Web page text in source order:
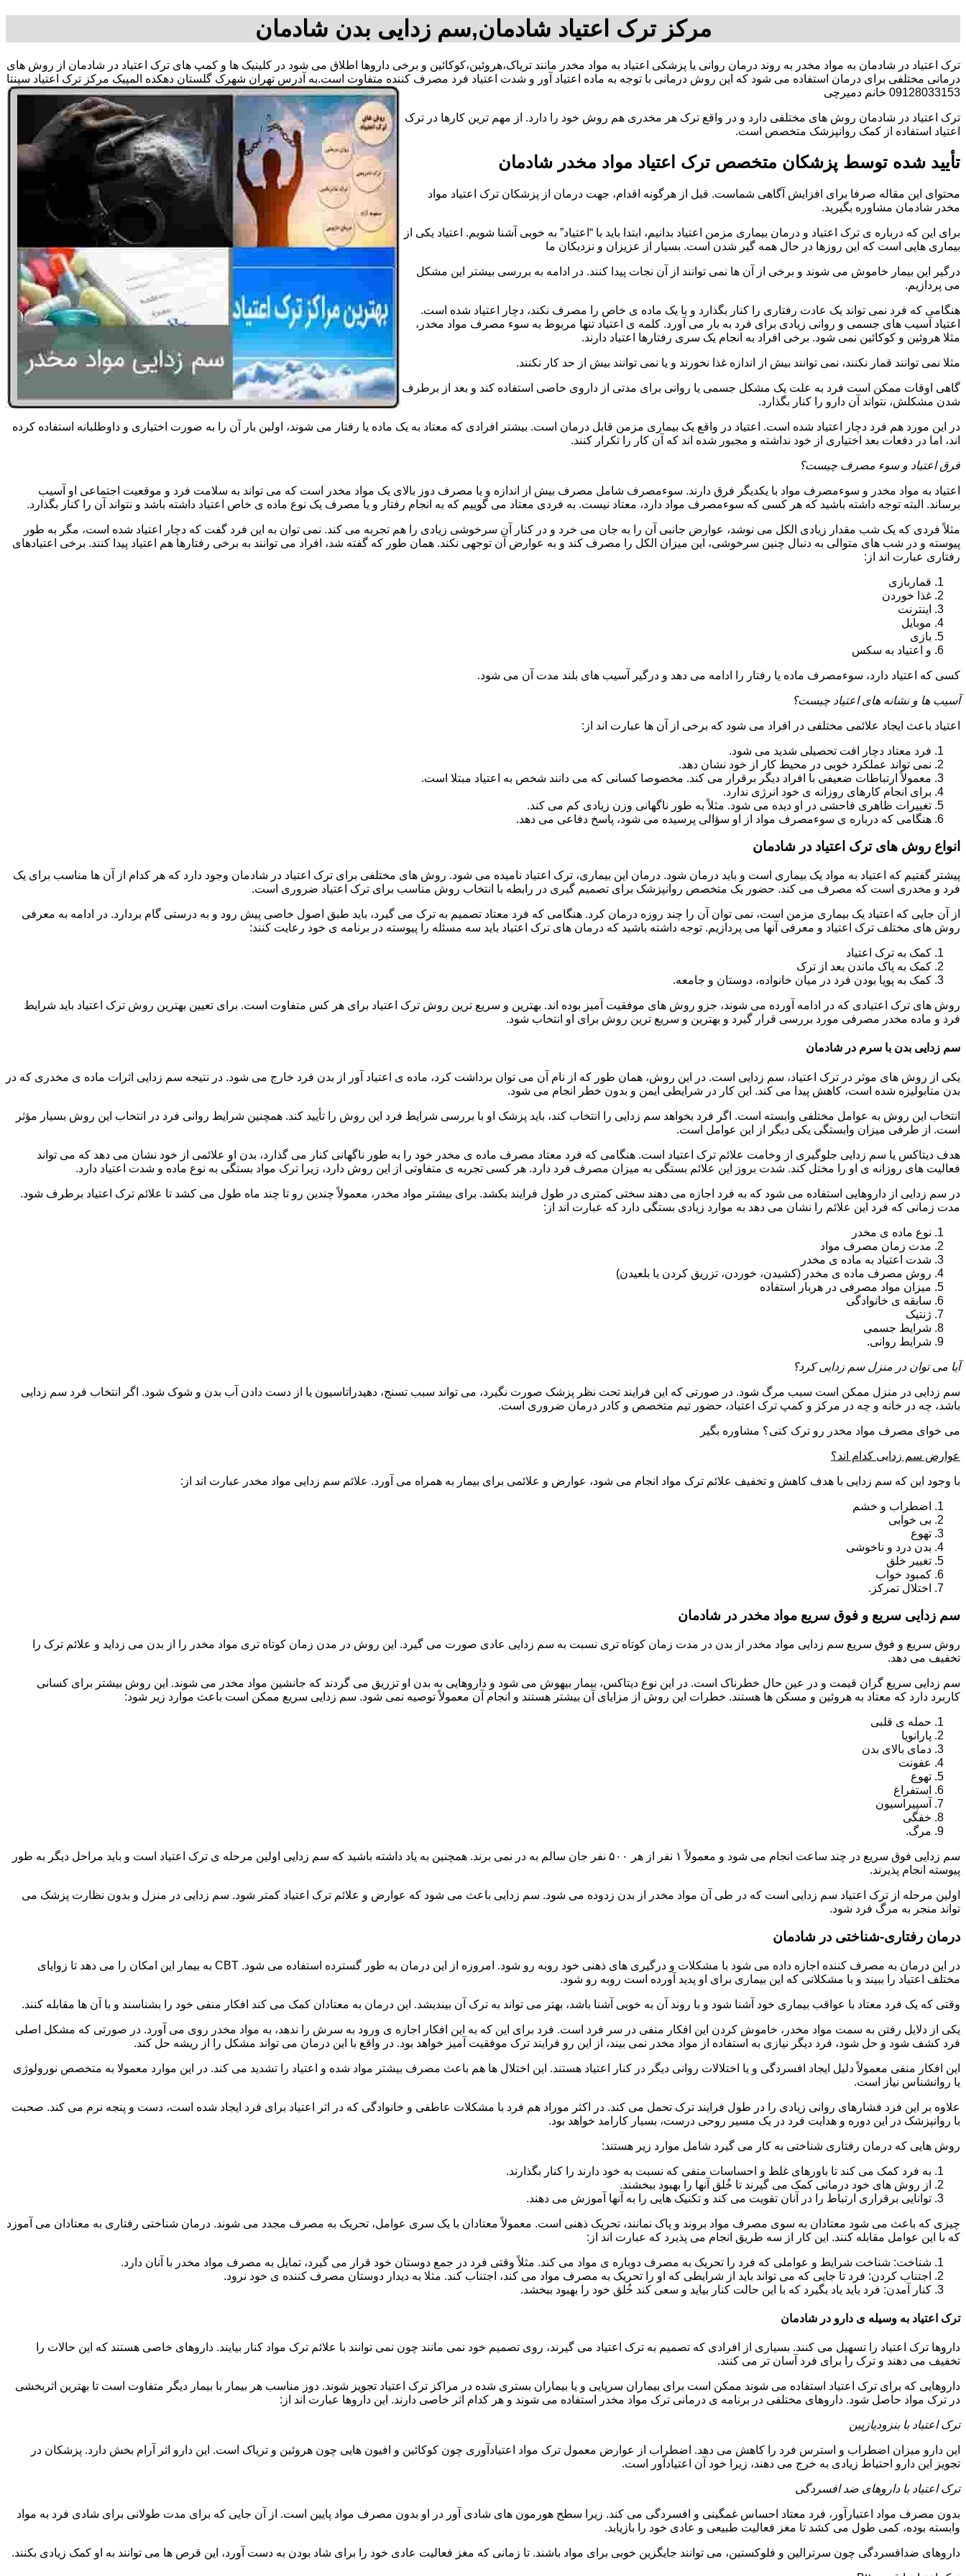
مرکز ترک اعتیاد شادمان,سم زدایی بدن شادمان
ترک اعتیاد در شادمان به مواد مخدر به روند درمان روانی یا پزشکی اعتیاد به مواد مخدر مانند تریاک،هروئین،کوکائین و برخی داروها اطلاق می شود در کلینیک ها و کمپ های ترک اعتیاد در شادمان از روش های
درمانی مختلفی برای درمان استفاده می شود که این روش درمانی با توجه به ماده اعتیاد آور و شدت اعتیاد فرد مصرف کننده متفاوت است.به آدرس تهران شهرک گلستان دهکده المپیک مرکز ترک اعتیاد سپنتا
09128033153 خانم دمیرچی
ترک اعتیاد در شادمان روش های مختلفی دارد و در واقع ترک هر مخدری هم روش خود را دارد. از مهم ترین کارها در ترک
اعتیاد استفاده از کمک روانپزشک متخصص است.
تأیید شده توسط پزشکان متخصص ترک اعتیاد مواد مخدر شادمان
محتوای این مقاله صرفا برای افزایش آگاهی شماست. قبل از هرگونه اقدام، جهت درمان از پزشکان ترک اعتیاد مواد
مخدر شادمان مشاوره بگیرید.
برای این که درباره ی ترک اعتیاد و درمان بیماری مزمن اعتیاد بدانیم، ابتدا باید با “اعتیاد” به خوبی آشنا شویم. اعتیاد یکی از
بیماری هایی است که این روزها در حال همه گیر شدن است. بسیار از عزیزان و نزدیکان ما
درگیر این بیمار خاموش می شوند و برخی از آن ها نمی توانند از آن نجات پیدا کنند. در ادامه به بررسی بیشتر این مشکل
می پردازیم.
هنگامی که فرد نمی تواند یک عادت رفتاری را کنار بگذارد و یا یک ماده ی خاص را مصرف نکند، دچار اعتیاد شده است.
اعتیاد آسیب های جسمی و روانی زیادی برای فرد به بار می آورد. کلمه ی اعتیاد تنها مربوط به سوء مصرف مواد مخدر،
مثلا هروئین و کوکائین نمی شود. برخی افراد به انجام یک سری رفتارها اعتیاد دارند.
مثلا نمی توانند قمار نکنند، نمی توانند بیش از اندازه غذا نخورند و یا نمی توانند بیش از حد کار نکنند.
گاهی اوقات ممکن است فرد به علت یک مشکل جسمی یا روانی برای مدتی از داروی خاصی استفاده کند و بعد از برطرف
شدن مشکلش، نتواند آن دارو را کنار بگذارد.
در این مورد هم فرد دچار اعتیاد شده است. اعتیاد در واقع یک بیماری مزمن قابل درمان است. بیشتر افرادی که معتاد به یک ماده یا رفتار می شوند، اولین بار آن را به صورت اختیاری و داوطلبانه استفاده کرده
اند، اما در دفعات بعد اختیاری از خود نداشته و مجبور شده اند که آن کار را تکرار کنند.
فرق اعتیاد و سوء مصرف چیست؟
اعتیاد به مواد مخدر و سوءمصرف مواد با یکدیگر فرق دارند. سوءمصرف شامل مصرف بیش از اندازه و یا مصرف دوز بالای یک مواد مخدر است که می تواند به سلامت فرد و موقعیت اجتماعی او آسیب
برساند. البته توجه داشته باشید که هر کسی که سوءمصرف مواد دارد، معتاد نیست. به فردی معتاد می گوییم که به انجام رفتار و یا مصرف یک نوع ماده ی خاص اعتیاد داشته باشد و نتواند آن را کنار بگذارد.
مثلاً فردی که یک شب مقدار زیادی الکل می نوشد، عوارض جانبی آن را به جان می خرد و در کنار آن سرخوشی زیادی را هم تجربه می کند. نمی توان به این فرد گفت که دچار اعتیاد شده است، مگر به طور
پیوسته و در شب های متوالی به دنبال چنین سرخوشی، این میزان الکل را مصرف کند و به عوارض آن توجهی نکند. همان طور که گفته شد، افراد می توانند به برخی رفتارها هم اعتیاد پیدا کنند. برخی اعتیادهای
رفتاری عبارت اند از:
قماربازی
غذا خوردن
اینترنت
موبایل
بازی
و اعتیاد به سکس
کسی که اعتیاد دارد، سوءمصرف ماده یا رفتار را ادامه می دهد و درگیر آسیب های بلند مدت آن می شود.
آسیب ها و نشانه های اعتیاد چیست؟
اعتیاد باعث ایجاد علائمی مختلفی در افراد می شود که برخی از آن ها عبارت اند از:
فرد معتاد دچار افت تحصیلی شدید می شود.
نمی تواند عملکرد خوبی در محیط کار از خود نشان دهد.
معمولاً ارتباطات ضعیفی با افراد دیگر برقرار می کند. مخصوصا کسانی که می دانند شخص به اعتیاد مبتلا است.
برای انجام کارهای روزانه ی خود انرژی ندارد.
تغییرات ظاهری فاحشی در او دیده می شود. مثلاً به طور ناگهانی وزن زیادی کم می کند.
هنگامی که درباره ی سوءمصرف مواد از او سؤالی پرسیده می شود، پاسخ دفاعی می دهد.
انواع روش های ترک اعتیاد در شادمان
پیشتر گفتیم که اعتیاد به مواد یک بیماری است و باید درمان شود. درمان این بیماری، ترک اعتیاد نامیده می شود. روش های مختلفی برای ترک اعتیاد در شادمان وجود دارد که هر کدام از آن ها مناسب برای یک
فرد و مخدری است که مصرف می کند. حضور یک متخصص روانپزشک برای تصمیم گیری در رابطه با انتخاب روش مناسب برای ترک اعتیاد ضروری است.
از آن جایی که اعتیاد یک بیماری مزمن است، نمی توان آن را چند روزه درمان کرد. هنگامی که فرد معتاد تصمیم به ترک می گیرد، باید طبق اصول خاصی پیش رود و به درستی گام بردارد. در ادامه به معرفی
روش های مختلف ترک اعتیاد و معرفی آنها می پردازیم. توجه داشته باشید که درمان های ترک اعتیاد باید سه مسئله را پیوسته در برنامه ی خود رعایت کنند:
کمک به ترک اعتیاد
کمک به پاک ماندن بعد از ترک
کمک به پویا بودن فرد در میان خانواده، دوستان و جامعه.
روش های ترک اعتیادی که در ادامه آورده می شوند، جزو روش های موفقیت آمیز بوده اند. بهترین و سریع ترین روش ترک اعتیاد برای هر کس متفاوت است. برای تعیین بهترین روش ترک اعتیاد باید شرایط
فرد و ماده مخدر مصرفی مورد بررسی قرار گیرد و بهترین و سریع ترین روش برای او انتخاب شود.
سم زدایی بدن با سرم در شادمان
یکی از روش های موثر در ترک اعتیاد، سم زدایی است. در این روش، همان طور که از نام آن می توان برداشت کرد، ماده ی اعتیاد آور از بدن فرد خارج می شود. در نتیجه سم زدایی اثرات ماده ی مخدری که در
بدن متابولیزه شده است، کاهش پیدا می کند. این کار در شرایطی ایمن و بدون خطر انجام می شود.
انتخاب این روش به عوامل مختلفی وابسته است. اگر فرد بخواهد سم زدایی را انتخاب کند، باید پزشک او با بررسی شرایط فرد این روش را تأیید کند. همچنین شرایط روانی فرد در انتخاب این روش بسیار مؤثر
است. از طرفی میزان وابستگی یکی دیگر از این عوامل است.
هدف دیتاکس یا سم زدایی جلوگیری از وخامت علائم ترک اعتیاد است. هنگامی که فرد معتاد مصرف ماده ی مخدر خود را به طور ناگهانی کنار می گذارد، بدن او علائمی از خود نشان می دهد که می تواند
فعالیت های روزانه ی او را مختل کند. شدت بروز این علائم بستگی به میزان مصرف فرد دارد. هر کسی تجربه ی متفاوتی از این روش دارد، زیرا ترک مواد بستگی به نوع ماده و شدت اعتیاد دارد.
در سم زدایی از داروهایی استفاده می شود که به فرد اجازه می دهند سختی کمتری در طول فرایند بکشد. برای بیشتر مواد مخدر، معمولاً چندین رو تا چند ماه طول می کشد تا علائم ترک اعتیاد برطرف شود.
مدت زمانی که فرد این علائم را نشان می دهد به موارد زیادی بستگی دارد که عبارت اند از:
نوع ماده ی مخدر
مدت زمان مصرف مواد
شدت اعتیاد به ماده ی مخدر
روش مصرف ماده ی مخدر (کشیدن، خوردن، تزریق کردن یا بلعیدن)
میزان مواد مصرفی در هربار استفاده
سابقه ی خانوادگی
ژنتیک
شرایط جسمی
شرایط روانی.
آیا می توان در منزل سم زدایی کرد؟
سم زدایی در منزل ممکن است سبب مرگ شود. در صورتی که این فرایند تحت نظر پزشک صورت نگیرد، می تواند سبب تسنج، دهیدراتاسیون یا از دست دادن آب بدن و شوک شود. اگر انتخاب فرد سم زدایی
باشد، چه در خانه و چه در مرکز و کمپ ترک اعتیاد، حضور تیم متخصص و کادر درمان ضروری است.
می خوای مصرف مواد مخدر رو ترک کنی؟ مشاوره بگیر
عوارض سم زدایی کدام اند؟
با وجود این که سم زدایی با هدف کاهش و تخفیف علائم ترک مواد انجام می شود، عوارض و علائمی برای بیمار به همراه می آورد. علائم سم زدایی مواد مخدر عبارت اند از:
اضطراب و خشم
بی خوابی
تهوع
بدن درد و ناخوشی
تغییر خلق
کمبود خواب
اختلال تمرکز.
سم زدایی سریع و فوق سریع مواد مخدر در شادمان
روش سریع و فوق سریع سم زدایی مواد مخدر از بدن در مدت زمان کوتاه تری نسبت به سم زدایی عادی صورت می گیرد. این روش در مدن زمان کوتاه تری مواد مخدر را از بدن می زداید و علائم ترک را
تخفیف می دهد.
سم زدایی سریع گران قیمت و در عین حال خطرناک است. در این نوع دیتاکس، بیمار بیهوش می شود و داروهایی به بدن او تزریق می گردند که جانشین مواد مخدر می شوند. این روش بیشتر برای کسانی
کاربرد دارد که معتاد به هروئین و مسکن ها هستند. خطرات این روش از مزایای آن بیشتر هستند و انجام آن معمولاً توصیه نمی شود. سم زدایی سریع ممکن است باعث موارد زیر شود:
حمله ی قلبی
پارانویا
دمای بالای بدن
عفونت
تهوع
استفراغ
آسپیراسیون
خفگی
مرگ.
سم زدایی فوق سریع در چند ساعت انجام می شود و معمولاً ۱ نفر از هر ۵۰۰ نفر جان سالم به در نمی برند. همچنین به یاد داشته باشید که سم زدایی اولین مرحله ی ترک اعتیاد است و باید مراحل دیگر به طور
پیوسته انجام پذیرند.
اولین مرحله از ترک اعتیاد سم زدایی است که در طی آن مواد مخدر از بدن زدوده می شود. سم زدایی باعث می شود که عوارض و علائم ترک اعتیاد کمتر شود. سم زدایی در منزل و بدون نظارت پزشک می
تواند منجر به مرگ فرد شود.
درمان رفتاری-شناختی در شادمان
در این درمان به مصرف کننده اجازه داده می شود با مشکلات و درگیری های ذهنی خود روبه رو شود. امروزه از این درمان به طور گسترده استفاده می شود. CBT به بیمار این امکان را می دهد تا زوایای
مختلف اعتیاد را ببیند و با مشکلاتی که این بیماری برای او پدید آورده است روبه رو شود.
وقتی که یک فرد معتاد با عواقب بیماری خود آشنا شود و با روند آن به خوبی آشنا باشد، بهتر می تواند به ترک آن بیندیشد. این درمان به معتادان کمک می کند افکار منفی خود را بشناسند و با آن ها مقابله کنند.
یکی از دلایل رفتن به سمت مواد مخدر، خاموش کردن این افکار منفی در سر فرد است. فرد برای این که به این افکار اجازه ی ورود به سرش را ندهد، به مواد مخدر روی می آورد. در صورتی که مشکل اصلی
فرد کشف شود و حل شود، فرد دیگر نیازی به استفاده از مواد مخدر نمی بیند، از این رو فرایند ترک موفقیت آمیز خواهد بود. در واقع با این درمان می تواند مشکل را از ریشه حل کند.
این افکار منفی معمولاً دلیل ایجاد افسردگی و یا اختلالات روانی دیگر در کنار اعتیاد هستند. این اختلال ها هم باعث مصرف بیشتر مواد شده و اعتیاد را تشدید می کند. در این موارد معمولا به متخصص نورولوژی
یا روانشناس نیاز است.
علاوه بر این فرد فشارهای روانی زیادی را در طول فرایند ترک تحمل می کند. در اکثر موراد هم فرد با مشکلات عاطفی و خانوادگی که در اثر اعتیاد برای فرد ایجاد شده است، دست و پنجه نرم می کند. صحبت
با روانپزشک در این دوره و هدایت فرد در یک مسیر روحی درست، بسیار کارامد خواهد بود.
روش هایی که درمان رفتاری شناختی به کار می گیرد شامل موارد زیر هستند:
به فرد کمک می کند تا باورهای غلط و احساسات منفی که نسبت به خود دارند را کنار بگذارند.
از روش های خود درمانی کمک می گیرند تا خُلق آنها را بهبود ببخشند.
توانایی برقراری ارتباط را در آنان تقویت می کند و تکنیک هایی را به آنها آموزش می دهند.
چیزی که باعث می شود معتادان به سوی مصرف مواد بروند و پاک نمانند، تحریک ذهنی است. معمولاً معتادان با یک سری عوامل، تحریک به مصرف مجدد می شوند. درمان شناختی رفتاری به معتادان می آموزد
که با این عوامل مقابله کنند. این کار از سه طریق انجام می پذیرد که عبارت اند از:
شناخت: شناخت شرایط و عواملی که فرد را تحریک به مصرف دوباره ی مواد می کند. مثلاً وقتی فرد در جمع دوستان خود قرار می گیرد، تمایل به مصرف مواد مخدر با آنان دارد.
اجتناب کردن: فرد تا جایی که می تواند باید از شرایطی که او را تحریک به مصرف مواد می کند، اجتناب کند. مثلا به دیدار دوستان مصرف کننده ی خود نرود.
کنار آمدن: فرد باید یاد بگیرد که با این حالت کنار بیاید و سعی کند خُلق خود را بهبود ببخشد.
ترک اعتیاد به وسیله ی دارو در شادمان
داروها ترک اعتیاد را تسهیل می کنند. بسیاری از افرادی که تصمیم به ترک اعتیاد می گیرند، روی تصمیم خود نمی مانند چون نمی توانند با علائم ترک مواد کنار بیایند. داروهای خاصی هستند که این حالات را
تخفیف می دهند و ترک را برای فرد آسان تر می کنند.
داروهایی که برای ترک اعتیاد استفاده می شوند ممکن است برای بیماران سرپایی و یا بیماران بستری شده در مراکز ترک اعتیاد تجویز شوند. دوز مناسب هر بیمار با بیمار دیگر متفاوت است تا بهترین اثربخشی
در ترک مواد حاصل شود. داروهای مختلفی در برنامه ی درمانی ترک مواد مخدر استفاده می شوند و هر کدام اثر خاصی دارند. این داروها عبارت اند از:
ترک اعتیاد با بنزودیازپین
این دارو میزان اضطراب و استرس فرد را کاهش می دهد. اضطراب از عوارض معمول ترک مواد اعتیادآوری چون کوکائین و افیون هایی چون هروئین و تریاک است. این دارو اثر آرام بخش دارد. پزشکان در
تجویز این دارو احتیاط زیادی به خرج می دهند، زیرا خود آن اعتیادآور است.
ترک اعتیاد با داروهای ضد افسردگی
بدون مصرف مواد اعتیارآور، فرد معتاد احساس غمگینی و افسردگی می کند. زیرا سطح هورمون های شادی آور در او بدون مصرف مواد پایین است. از آن جایی که برای مدت طولانی برای شادی فرد به مواد
وابسته بوده، کمی طول می کشد تا مغز فعالیت طبیعی و عادی خود را بازیابد.
داروهای ضدافسردگی چون سرترالین و فلوکستین، می توانند جایگزین خوبی برای مواد باشند. تا زمانی که مغز فعالیت عادی خود را برای شاد بودن به دست آورد، این قرص ها می توانند به او کمک زیادی بکنند.